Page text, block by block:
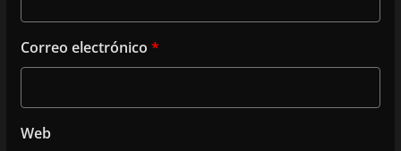
Correo electrónico *
Web